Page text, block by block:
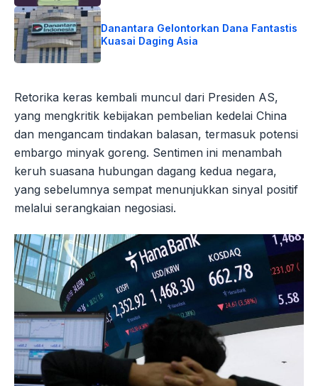
Danantara Gelontorkan Dana Fantastis
Kuasai Daging Asia
Retorika keras kembali muncul dari Presiden AS,
yang mengkritik kebijakan pembelian kedelai China
dan mengancam tindakan balasan, termasuk potensi
embargo minyak goreng. Sentimen ini menambah
keruh suasana hubungan dagang kedua negara,
yang sebelumnya sempat menunjukkan sinyal positif
melalui serangkaian negosiasi.